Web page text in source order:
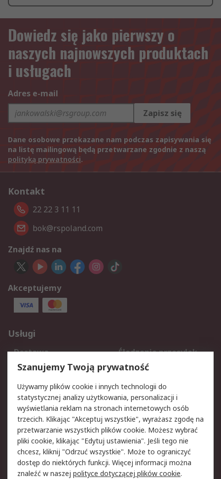
Dowiedz się jako pierwszy o
naszych najnowszych produktach
i usługach
Adres e-mail
Zapisz się
Dane osobowe przekazane nam podczas zapisywania się
na listę mailingową będą przetwarzane zgodnie z naszą
polityką prywatności.
Kontakt
22 22 3 11 11
bok@rspoland.com
Znajdź nas na
Akceptujemy
Usługi
Dostawa
Śledzenie przesyłek
Reklamacje i zwroty
Rejestracja
Aspekty prawne
Bezpieczeństwo e-
maila
Polityka dotycząca
plików cookie
Polityka prywatności
Użytkowanie witryny
Zastrzeżenia prawne
Warunki Sprzedaży
Szanujemy Twoją prywatność
Używamy plików cookie i innych technologii do
statystycznej analizy użytkowania, personalizacji i
wyświetlania reklam na stronach internetowych osób
trzecich. Klikając "Akceptuj wszystkie", wyrażasz zgodę na
przetwarzanie wszystkich plików cookie. Możesz wybrać
pliki cookie, klikając "Edytuj ustawienia". Jeśli tego nie
chcesz, kliknij "Odrzuć wszystkie". Może to ograniczyć
dostęp do niektórych funkcji. Więcej informacji można
znaleźć w naszej polityce dotyczącej plików cookie.